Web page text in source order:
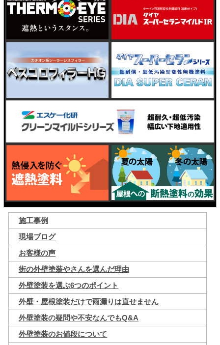
施工事例
現場ブログ
お客様の声
街の外壁塗装やさんを選んだ理由
外壁塗装を選ぶ6つのポイント
外壁・屋根塗装だけで雨漏りは直せません
外壁塗装の疑問や不安なんでもQ&A
外壁塗装のお値段について